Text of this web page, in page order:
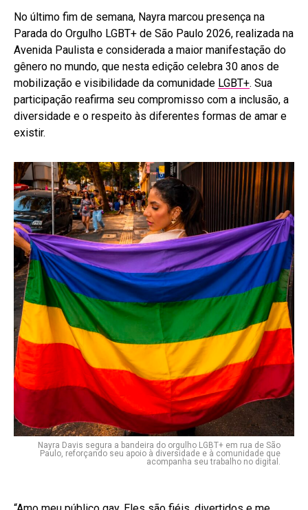
No último fim de semana, Nayra marcou presença na
Parada do Orgulho LGBT+ de São Paulo 2026, realizada na
Avenida Paulista e considerada a maior manifestação do
gênero no mundo, que nesta edição celebra 30 anos de
mobilização e visibilidade da comunidade LGBT+. Sua
participação reafirma seu compromisso com a inclusão, a
diversidade e o respeito às diferentes formas de amar e
existir.
Nayra Davis segura a bandeira do orgulho LGBT+ em rua de São
Paulo, reforçando seu apoio à diversidade e à comunidade que
acompanha seu trabalho no digital.